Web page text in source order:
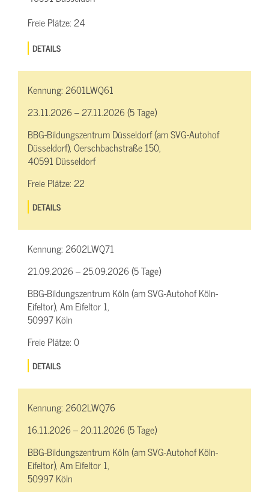
Freie Plätze:24
DETAILS
Kennung:2601LWQ61
23.11.2026 – 27.11.2026 (5 Tage)
BBG-Bildungszentrum Düsseldorf (am SVG-Autohof
Düsseldorf), Oerschbachstraße 150,
40591 Düsseldorf
Freie Plätze:22
DETAILS
Kennung:2602LWQ71
21.09.2026 – 25.09.2026 (5 Tage)
BBG-Bildungszentrum Köln (am SVG-Autohof Köln-
Eifeltor), Am Eifeltor 1,
50997 Köln
Freie Plätze:0
DETAILS
Kennung:2602LWQ76
16.11.2026 – 20.11.2026 (5 Tage)
BBG-Bildungszentrum Köln (am SVG-Autohof Köln-
Eifeltor), Am Eifeltor 1,
50997 Köln